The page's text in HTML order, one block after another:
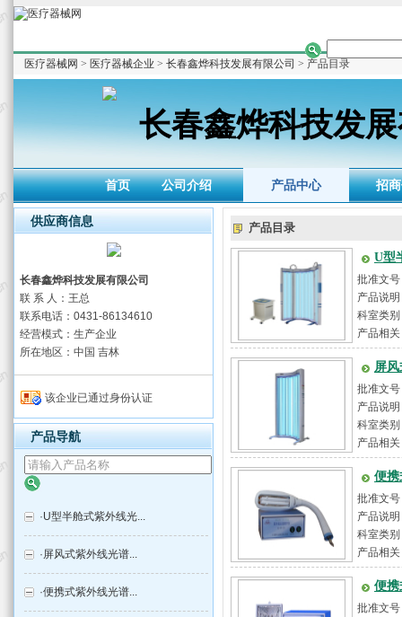
医疗器械网 > 医疗器械企业 > 长春鑫烨科技发展有限公司 > 产品目录
长春鑫烨科技发
首页 公司介绍 产品中心 招
供应商信息
长春鑫烨科技发展有限公司
联 系 人：王总
联系电话：0431-86134610
经营模式：生产企业
所在地区：中国 吉林
该企业已通过身份认证
产品导航
·U型半舱式紫外线光...
·屏风式紫外线光谱...
·便携式紫外线光谱...
产品目录
U型
批准文
产品说
特...
科室类
产品相
屏
批准文
产品说
科室类
产品相
便携
批准文
产品说
科室类
产品相
便
批准文